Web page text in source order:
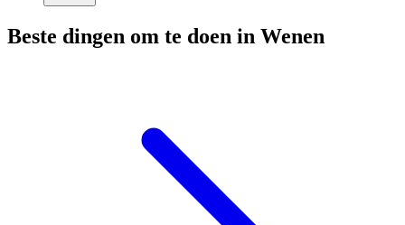
Beste dingen om te doen in Wenen